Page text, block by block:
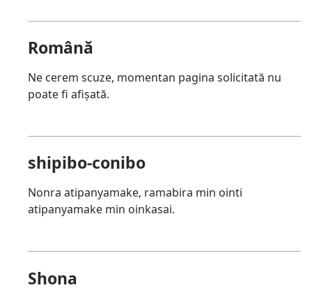
Română
Ne cerem scuze, momentan pagina solicitată nu
poate fi afișată.
shipibo-conibo
Nonra atipanyamake, ramabira min ointi
atipanyamake min oinkasai.
Shona